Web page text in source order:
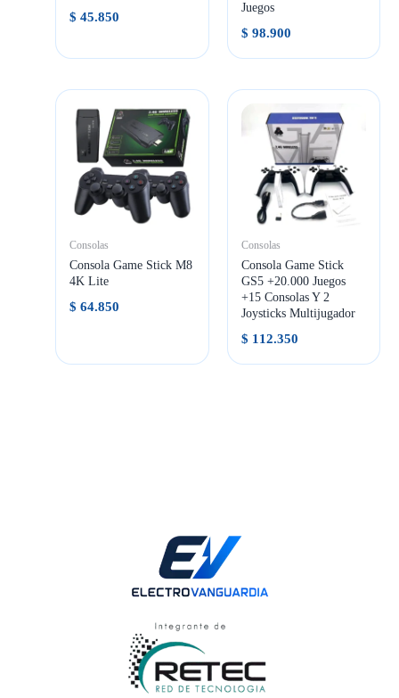
$ 45.850
Juegos
$ 98.900
Consolas
Consola Game Stick M8
4K Lite
$ 64.850
Consolas
Consola Game Stick
GS5 +20.000 Juegos
+15 Consolas Y 2
Joysticks Multijugador
$ 112.350